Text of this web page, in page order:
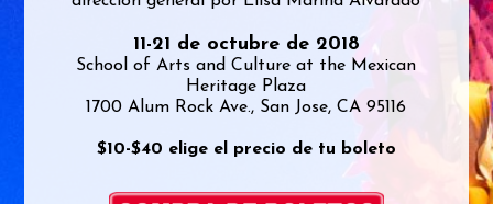
11-21 de octubre de 2018
School of Arts and Culture at the Mexican
Heritage Plaza
1700 Alum Rock Ave., San Jose, CA 95116
$10-$40 elige el precio de tu boleto